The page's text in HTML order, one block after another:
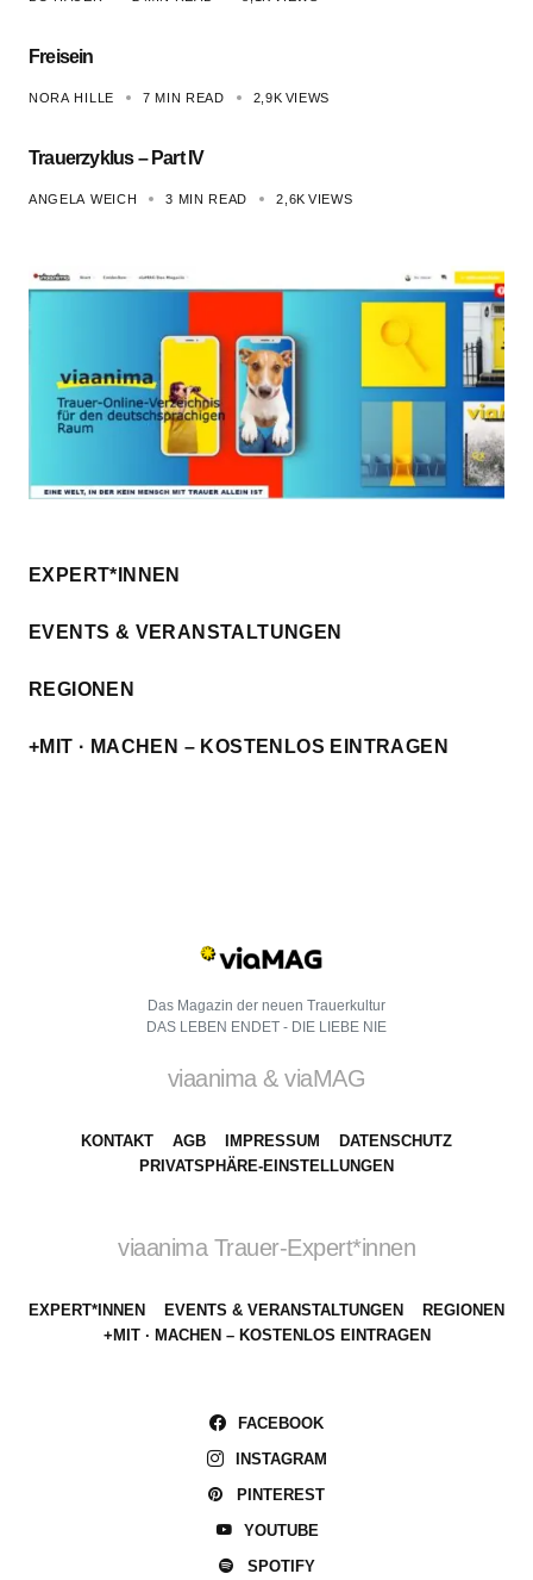
Freisein
NORA HILLE 7 MIN READ 2,9K VIEWS
Trauerzyklus – Part IV
ANGELA WEICH 3 MIN READ 2,6K VIEWS
EXPERT*INNEN
EVENTS & VERANSTALTUNGEN
REGIONEN
+MIT · MACHEN – KOSTENLOS EINTRAGEN
Das Magazin der neuen Trauerkultur
DAS LEBEN ENDET - DIE LIEBE NIE
viaanima & viaMAG
KONTAKT AGB IMPRESSUM
DATENSCHUTZ
PRIVATSPHÄRE-EINSTELLUNGEN
viaanima Trauer-Expert*innen
EXPERT*INNEN EVENTS & VERANSTALTUNGEN
REGIONEN
+MIT · MACHEN – KOSTENLOS EINTRAGEN
FACEBOOK
INSTAGRAM
PINTEREST
YOUTUBE
SPOTIFY